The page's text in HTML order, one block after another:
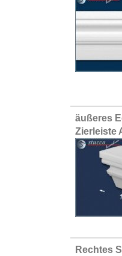
items
äußeres
Zierleiste
Rechtes